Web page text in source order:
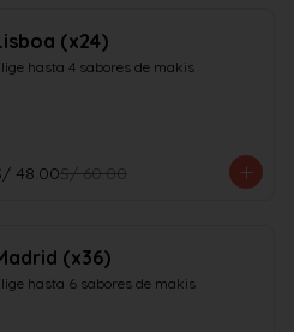
(x24)
hasta 4 sabores de makis
48.00S/ 60.00
(x36)
hasta 6 sabores de makis